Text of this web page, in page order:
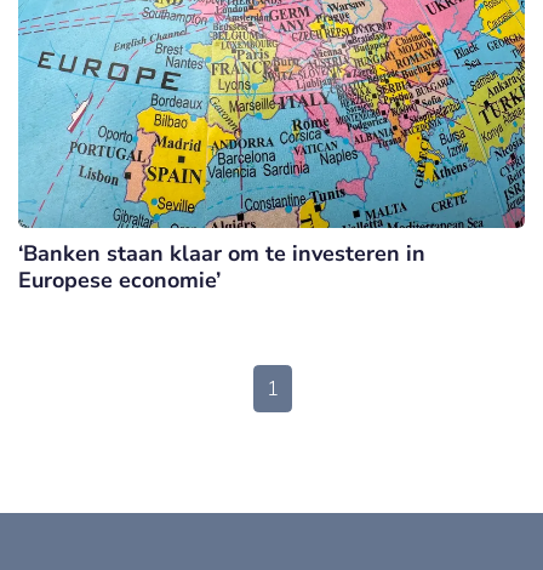
‘Banken staan klaar om te investeren in
Europese economie’
1